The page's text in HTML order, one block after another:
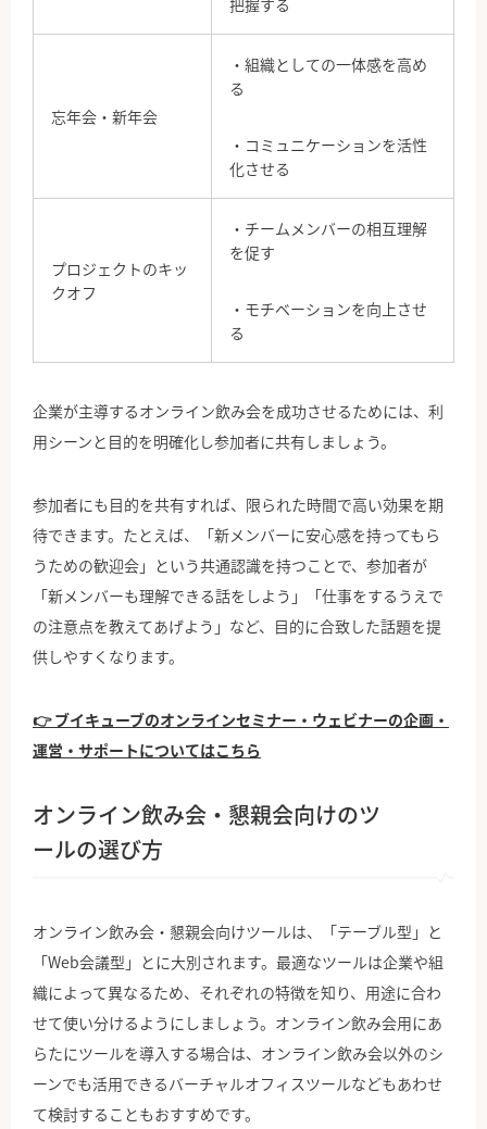
把握する
忘年会・新年会
・組織としての一体感を高め
る
・コミュニケーションを活性
化させる
プロジェクトのキッ
クオフ
・チームメンバーの相互理解
を促す
・モチベーションを向上させ
る
企業が主導するオンライン飲み会を成功させるためには、利
用シーンと目的を明確化し参加者に共有しましょう。
参加者にも目的を共有すれば、限られた時間で高い効果を期
待できます。たとえば、「新メンバーに安心感を持ってもら
うための歓迎会」という共通認識を持つことで、参加者が
「新メンバーも理解できる話をしよう」「仕事をするうえで
の注意点を教えてあげよう」など、目的に合致した話題を提
供しやすくなります。
👉 ブイキューブのオンラインセミナー・ウェビナーの企画・
運営・サポートについてはこちら
オンライン飲み会・懇親会向けのツ
ールの選び方
オンライン飲み会・懇親会向けツールは、「テーブル型」と
「Web会議型」とに大別されます。最適なツールは企業や組
織によって異なるため、それぞれの特徴を知り、用途に合わ
せて使い分けるようにしましょう。オンライン飲み会用にあ
らたにツールを導入する場合は、オンライン飲み会以外のシ
ーンでも活用できるバーチャルオフィスツールなどもあわせ
て検討することもおすすめです。